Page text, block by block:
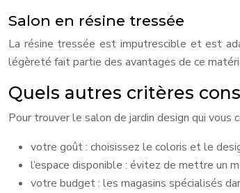
Salon en résine tressée
La résine tressée est imputrescible et est
légèreté fait partie des avantages de ce
Quels autres critères
Pour trouver le salon de jardin design qui
votre goût : choisissez le coloris et le
l’espace disponible : évitez de mettre un
votre budget : les magasins spécialisés